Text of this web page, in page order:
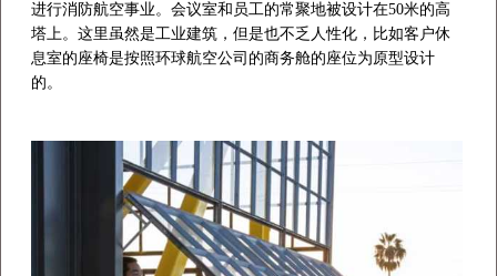
进行消防航空事业。会议室和员工的常聚地被设计在50米的高
塔上。这里虽然是工业建筑，但是也不乏人性化，比如客户休
息室的座椅是按照环球航空公司的商务舱的座位为原型设计
的。